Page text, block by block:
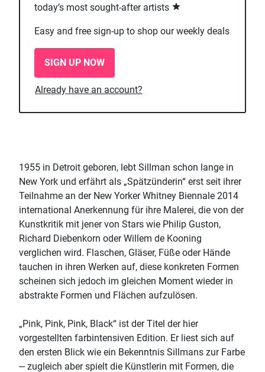
today’s most sought-after artists
Easy and free sign-up to shop our weekly deals
SIGN UP NOW
Already have an account?
1955 in Detroit geboren, lebt Sillman schon lange in
New York und erfährt als „Spätzünderin“ erst seit ihrer
Teilnahme an der New Yorker Whitney Biennale 2014
international Anerkennung für ihre Malerei, die von der
Kunstkritik mit jener von Stars wie Philip Guston,
Richard Diebenkorn oder Willem de Kooning
verglichen wird. Flaschen, Gläser, Füße oder Hände
tauchen in ihren Werken auf, diese konkreten Formen
scheinen sich jedoch im gleichen Moment wieder in
abstrakte Formen und Flächen aufzulösen.
„Pink, Pink, Pink, Black“ ist der Titel der hier
vorgestellten farbintensiven Edition. Er liest sich auf
den ersten Blick wie ein Bekenntnis Sillmans zur Farbe
‒ zugleich aber spielt die Künstlerin mit Formen, die